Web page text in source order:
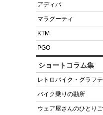
アディバ
マラグーティ
KTM
PGO
ショートコラム集
レトロバイク・グラフ
バイク乗りの勘所
ウェア屋さんのひとり